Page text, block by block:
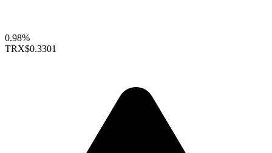
0.98%
TRX$0.3301